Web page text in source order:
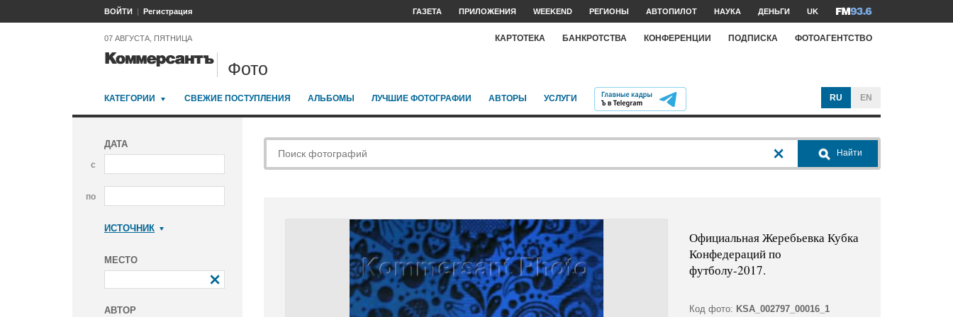
ВОЙТИ Регистрация ГАЗЕТА ПРИЛОЖЕНИЯ WEEKEND РЕГИОНЫ АВТОПИЛОТ НАУКА ДЕНЬГИ UK
07 АВГУСТА, ПЯТНИЦА КАРТОТЕКА БАНКРОТСТВА КОНФЕРЕНЦИИ ПОДПИСКА ФОТОАГЕНТСТВО
Фото
КАТЕГОРИИ СВЕЖИЕ ПОСТУПЛЕНИЯ АЛЬБОМЫ ЛУЧШИЕ ФОТОГРАФИИ АВТОРЫ УСЛУГИ RU EN
ДАТА
с
по
ИСТОЧНИК
МЕСТО
АВТОР
Найти
Официальная Жеребьевка Кубка
Конфедераций по
футболу-2017.
Код фото: KSA_002797_00016_1